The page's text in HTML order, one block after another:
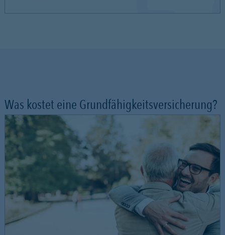
Was kostet eine Grundfähigkeitsversicherung?